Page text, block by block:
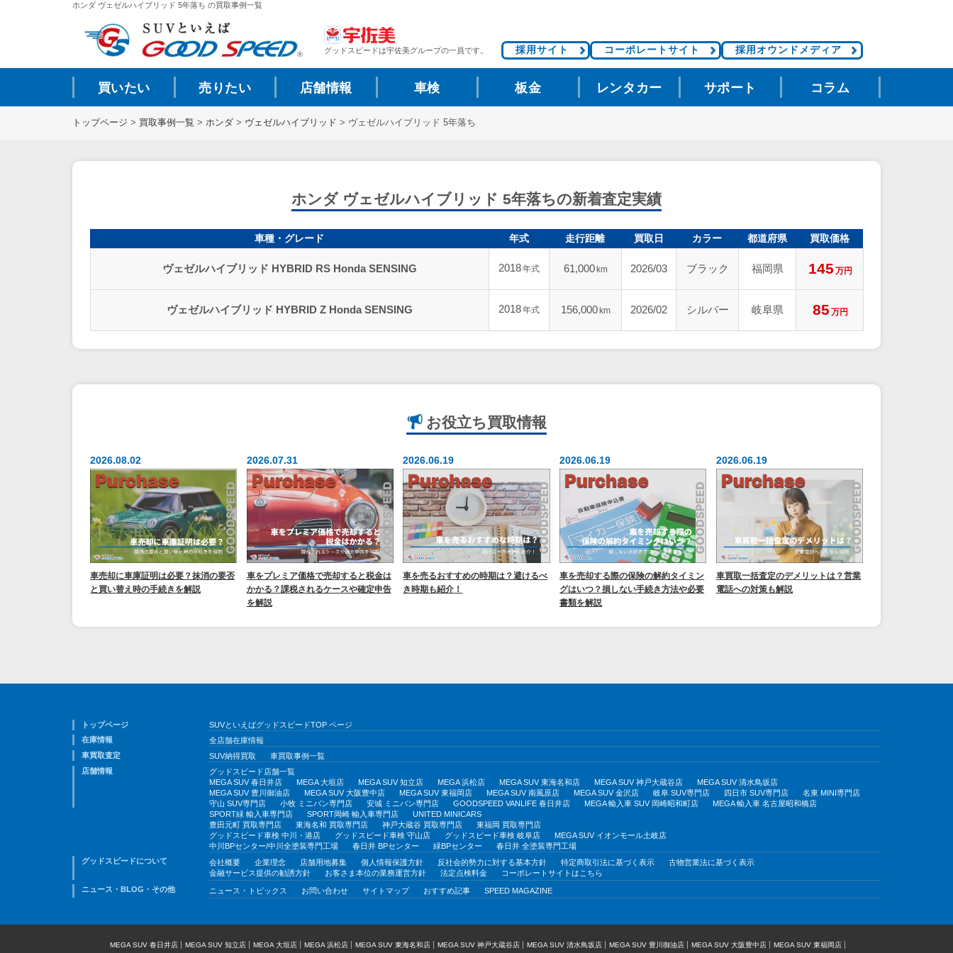
ホンダ ヴェゼルハイブリッド 5年落ち の買取事例一覧
グッドスピードは宇佐美グループの一員です。 採用サイト コーポレートサイト 採用オウンドメディア
買いたい 売りたい 店舗情報 車検 板金 レンタカー サポート コラム
トップページ > 買取事例一覧 > ホンダ > ヴェゼルハイブリッド > ヴェゼルハイブリッド 5年落ち
ホンダ ヴェゼルハイブリッド 5年落ちの新着査定実績
車種・グレード 年式 走行距離 買取日 カラー 都道府県 買取価格
ヴェゼルハイブリッド HYBRID RS Honda SENSING 2018年式 61,000 km 2026/03 ブラック 福岡県 145 万円
ヴェゼルハイブリッド HYBRID Z Honda SENSING 2018年式 156,000 km 2026/02 シルバー 岐阜県 85 万円
お役立ち 買取情報
2026.08.02
車売却に車庫証明は必要？抹消の要否
と買い替え時の手続きを解説
2026.07.31
車をプレミア価格で売却すると税金は
かかる？課税されるケースや確定申告
を解説
2026.06.19
車を売るおすすめの時期は？避けるべ
き時期も紹介！
2026.06.19
車を売却する際の保険の解約タイミン
グはいつ？損しない手続き方法や必要
書類を解説
2026.06.19
車買取一括査定のデメリットは？営業
電話への対策も解説
トップページ
SUVといえばグッドスピードTOP ページ
在庫情報
全店舗在庫情報
車買取査定
SUV納得買取
車買取事例一覧
店舗情報
グッドスピード店舗一覧
MEGA SUV 春日井店
MEGA 大垣店 MEGA SUV 知立店 MEGA 浜松店 MEGA SUV 東海名和店 MEGA SUV 神戸大蔵谷店
MEGA SUV 清水鳥坂店
MEGA SUV 豊川御油店
MEGA SUV 大阪豊中店 MEGA SUV 東福岡店 MEGA SUV 南風原店 MEGA SUV 金沢店 岐阜 SUV専門店 四日市 SUV専門店
名東 MINI専門店
守山 SUV専門店
小牧 ミニバン専門店 安城 ミニバン専門店 GOODSPEED VANLIFE 春日井店 MEGA 輸入車 SUV 岡崎昭和町店
MEGA 輸入車 名古屋昭和橋店
SPORT緑 輸入車専門店
SPORT岡崎 輸入車専門店
UNITED MINICARS
豊田元町 買取専門店
東海名和 買取専門店 神戸大蔵谷 買取専門店
東福岡 買取専門店
グッドスピード車検 中川・港店
グッドスピード車検 守山店 グッドスピード車検 岐阜店
MEGA SUV イオンモール土岐店
中川BPセンター/中川全塗装専門工場
春日井 BPセンター 緑BPセンター
春日井 全塗装専門工場
グッドスピードについて
会社概要 企業理念 店舗用地募集 個人情報保護方針 反社会的勢力に対する基本方針 特定商取引法に基づく表示
古物営業法に基づく表示
金融サービス提供の勧誘方針
お客さま本位の業務運営方針 法定点検料金
コーポレートサイトはこちら
ニュース・BLOG・その他
ニュース・トピックス お問い合わせ サイトマップ おすすめ記事 SPEED MAGAZINE
MEGA SUV 春日井店 MEGA SUV 知立店 MEGA 大垣店 MEGA 浜松店 MEGA SUV 東海名和店 MEGA SUV 神戸大蔵谷店 MEGA SUV 清水鳥坂店 MEGA SUV 豊川御油店 MEGA SUV 大阪豊中店 MEGA SUV 東福岡店